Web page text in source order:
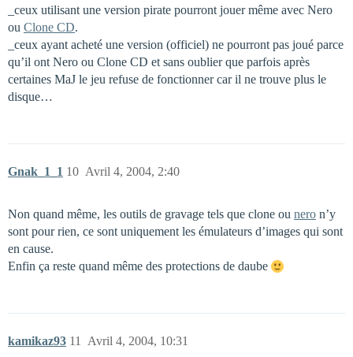
_ceux utilisant une version pirate pourront jouer même avec Nero
ou Clone CD.
_ceux ayant acheté une version (officiel) ne pourront pas joué parce
qu’il ont Nero ou Clone CD et sans oublier que parfois après
certaines MaJ le jeu refuse de fonctionner car il ne trouve plus le
disque…
Gnak_1_1 Avril 4, 2004, 2:40
10
Non quand même, les outils de gravage tels que clone ou nero n’y
sont pour rien, ce sont uniquement les émulateurs d’images qui sont
en cause.
Enfin ça reste quand même des protections de daube
kamikaz93 Avril 4, 2004, 10:31
11